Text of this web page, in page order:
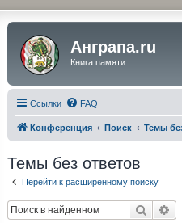
Анграпа.ru
Книга памяти
Ссылки FAQ
Конференция Поиск Темы
Темы без ответов
Перейти к расширенному поиску
Поиск